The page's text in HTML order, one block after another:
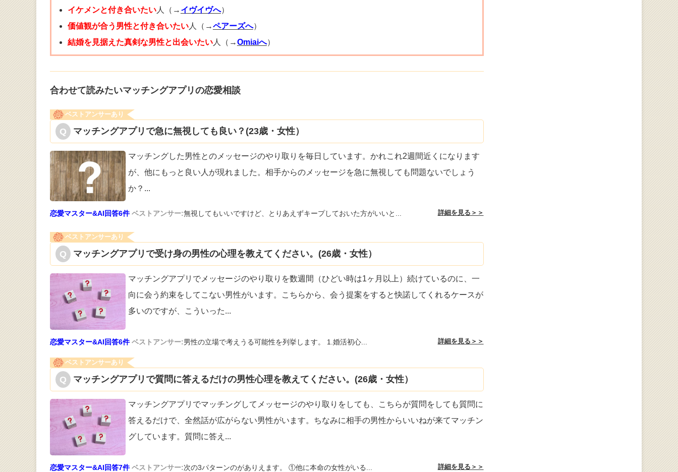
イケメンと付き合いたい人（→ イヴイヴへ）
価値観が合う男性と付き合いたい人（→ペアーズへ）
結婚を見据えた真剣な男性と出会いたい人（→Omiaiへ）
合わせて読みたいマッチングアプリの恋愛相談
ベストアンサーあり
マッチングアプリで急に無視しても良い？(23歳・女性）
マッチングした男性とのメッセージのやり取りを毎日しています。かれこれ2週間近くになります
が、他にもっ と良い人が現れました。相手からのメッセージを急に無視しても問題ないでしょう
か？ ...
恋愛マスター&AI回答6件 ベストアンサー:無視してもいいですけど、とりあえずキープしておいた方がいいと... 詳細を見る＞＞
ベストアンサーあり
マッチングアプリで受け身の男性の心理を教えてください。(26歳・女性）
マッチングアプリでメッセージのやり取りを数週間（ひどい時は1ヶ月以上）続けているのに、一
向に会う約束をしてこない男性がいます。こちらから、会う提案をすると快諾してくれるケースが
多いのですが、こういった...
恋愛マスター&AI回答6件 ベストアンサー:男性の立場で考えうる可能性を列挙します。 1.婚活初心... 詳細を見る＞＞
ベストアンサーあり
マッチングアプリで質問に答えるだけの男性心理を教えてください。(26歳・女性）
マッチングアプリでマッチングしてメッセージのやり取りをしても、こちらが質問をしても質問に
答えるだけで、全然話が広がらない男性がいます。ちなみに相手の男性からいいねが来てマッチン
グしています。質問に答え ...
恋愛マスター&AI回答7件 ベストアンサー:次の3パターンのがありえます。 ①他に本命の女性がいる... 詳細を見る＞＞